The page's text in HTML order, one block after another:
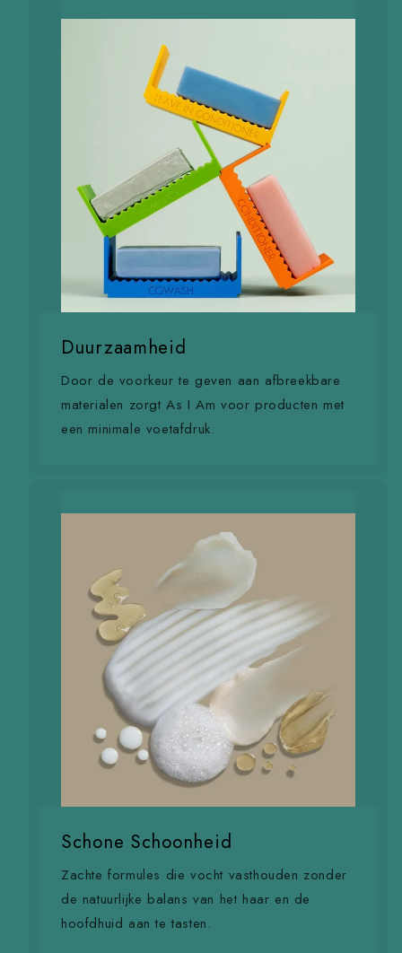
Duurzaamheid
Door de voorkeur te geven aan afbreekbare
materialen zorgt As I Am voor producten met
een minimale voetafdruk.
Schone Schoonheid
Zachte formules die vocht vasthouden zonder
de natuurlijke balans van het haar en de
hoofdhuid aan te tasten.